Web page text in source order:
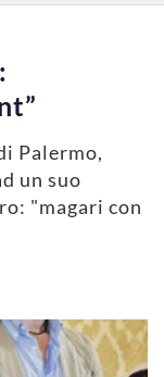
Palermo,
un suo
"magari con